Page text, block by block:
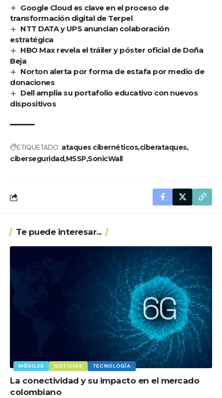
Google Cloud es clave en el proceso de
transformación digital de Terpel
NTT DATA y UPS anuncian colaboración
estratégica
HBO Max revela el tráiler y póster oficial de Doña
Beja
Norton alerta por forma de estafa por medio de
donaciones
Dell amplia su portafolio educativo con nuevos
dispositivos
ETIQUETADO: ataques cibernéticosciberataques
ciberseguridad MSSPSonicWall
Te puede interesar...
MÓVILES NOTICIAS TECNOLOGÍA
La conectividad y su impacto en el mercado
colombiano